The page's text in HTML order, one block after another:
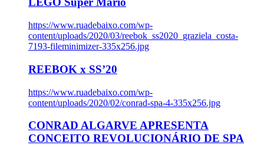
https://www.ruadebaixo.com/wp-
content/uploads/2020/03/reebok_ss2020_graziela_costa-
7193-fileminimizer-335x256.jpg
REEBOK x SS’20
https://www.ruadebaixo.com/wp-
content/uploads/2020/02/conrad-spa-4-335x256.jpg
CONRAD ALGARVE APRESENTA
CONCEITO REVOLUCIONÁRIO DE SPA